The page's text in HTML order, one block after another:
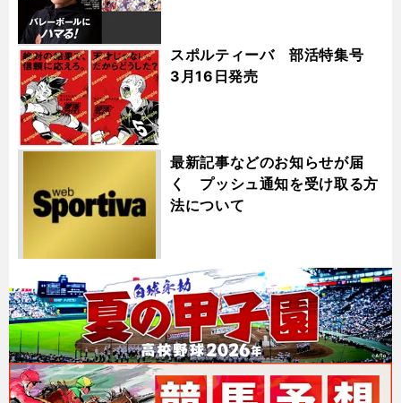
スポルティーバ 部活特集号
3月16日発売
最新記事などのお知らせが届
く プッシュ通知を受け取る方
法について